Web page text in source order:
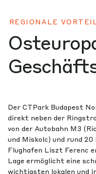
REGIONALE
Der CTPark Budapest
direkt neben der
von der Autobahn M3
und Miskolc) und rund
Flughafen Liszt Ferenc
Lage ermöglicht eine
wichtigsten lokalen und